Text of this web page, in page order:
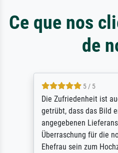
Ce que nos
de
5 / 5
Die Zufriedenheit ist
getrübt, dass das Bild
angegebenen
Überraschung für die
Ehefrau sein zum